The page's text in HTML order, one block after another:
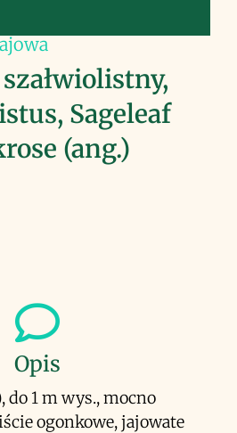
Sageleaf
(ang.)
Opis
do 1 m wys., mocno
ogonkowe, jajowate